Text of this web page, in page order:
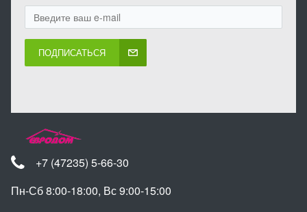
ПОДПИСАТЬСЯ
+7 (47235) 5-66-30
Пн-Сб 8:00-18:00, Вс 9:00-15:00